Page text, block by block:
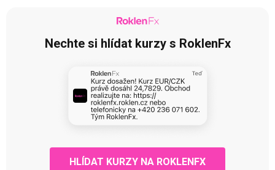
Nechte si hlídat kurzy s RoklenFx
HLÍDAT KURZY NA ROKLENFX